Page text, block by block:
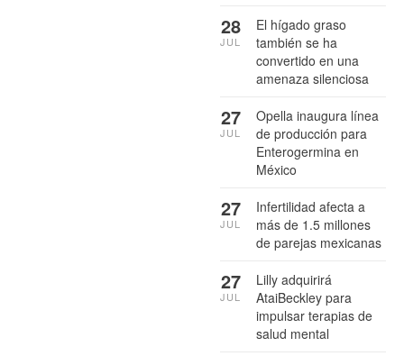
El hígado graso
también se ha
convertido en una
amenaza silenciosa
28
JUL
Opella inaugura línea
de producción para
Enterogermina en
México
27
JUL
Infertilidad afecta a
más de 1.5 millones
de parejas mexicanas
27
JUL
Lilly adquirirá
AtaiBeckley para
impulsar terapias de
salud mental
27
JUL